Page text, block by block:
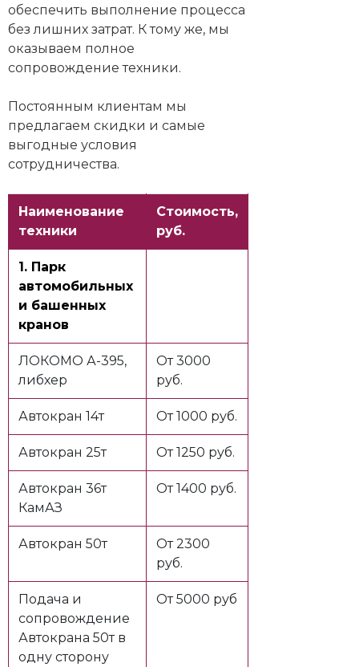
обеспечить выполнение процесса
без лишних затрат. К тому же, мы
оказываем полное
сопровождение техники.
Постоянным клиентам мы
предлагаем скидки и самые
выгодные условия
сотрудничества.
Наименование
техники
Стоимость,
руб.
1. Парк
автомобильных
и башенных
кранов
ЛОКОМО А-395,
либхер
От 3000
руб.
Автокран 14т От 1000 руб.
Автокран 25т От 1250 руб.
Автокран 36т
КамАЗ
От 1400 руб.
Автокран 50т
От 2300
руб.
Подача и
сопровождение
Автокрана 50т в
одну сторону
От 5000 руб